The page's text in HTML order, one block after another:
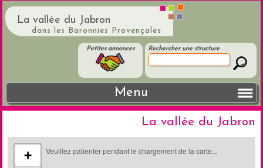
La vallée du Jabron
dans les Baronnies Provençales
Rechercher une structure
Petites annonces
Menu
La vallée du Jabron
Veuillez patienter pendant le chargement de la carte...
+